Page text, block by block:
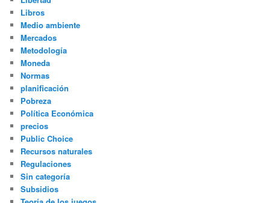
Libros
Medio ambiente
Mercados
Metodología
Moneda
Normas
planificación
Pobreza
Política Económica
precios
Public Choice
Recursos naturales
Regulaciones
Sin categoría
Subsidios